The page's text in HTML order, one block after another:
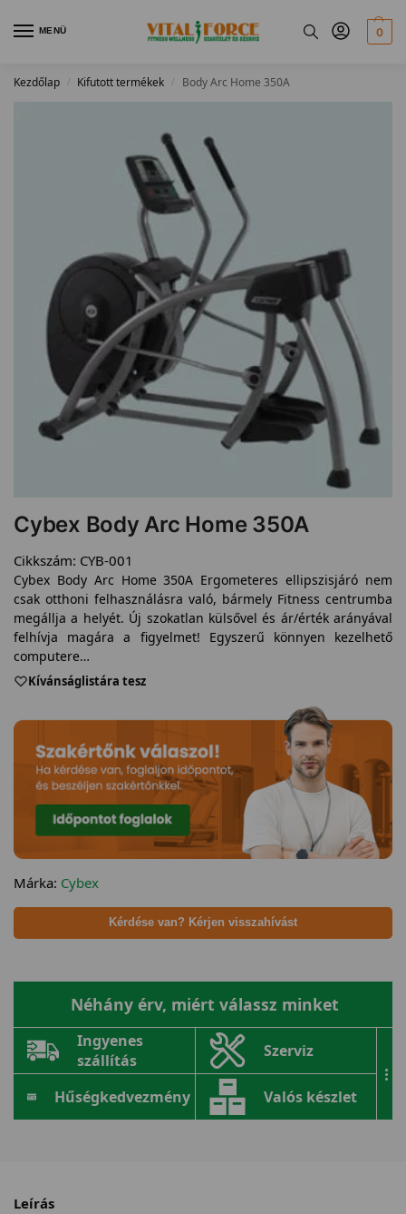
MENÜ 0
Kezdőlap / Kifutott termékek / Body Arc Home 350A
Cybex Body Arc Home 350A
Cikkszám: CYB-001
Cybex Body Arc Home 350A Ergometeres ellipszisjáró nem
csak otthoni felhasználásra való, bármely Fitness centrumba
megállja a helyét. Új szokatlan külsővel és ár/érték arányával
felhívja magára a figyelmet! Egyszerű könnyen kezelhető
computere…
Kívánságlistára tesz
Márka: Cybex
Kérdése van? Kérjen visszahívást
Néhány érv, miért válassz minket
Ingyenes
szállítás
Szerviz
Hűségkedvezmény Valós készlet
...
Leírás